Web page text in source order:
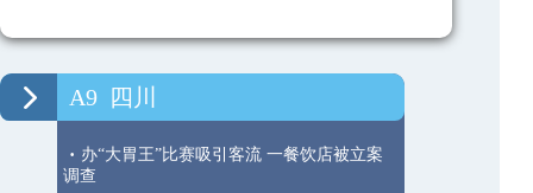
A9 四川
· 办“大胃王”比赛吸引客流 一餐饮店被立案
调查